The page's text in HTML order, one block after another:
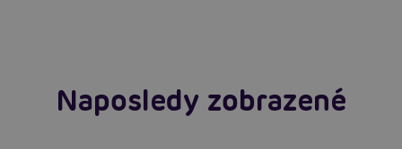
Naposledy zobrazené